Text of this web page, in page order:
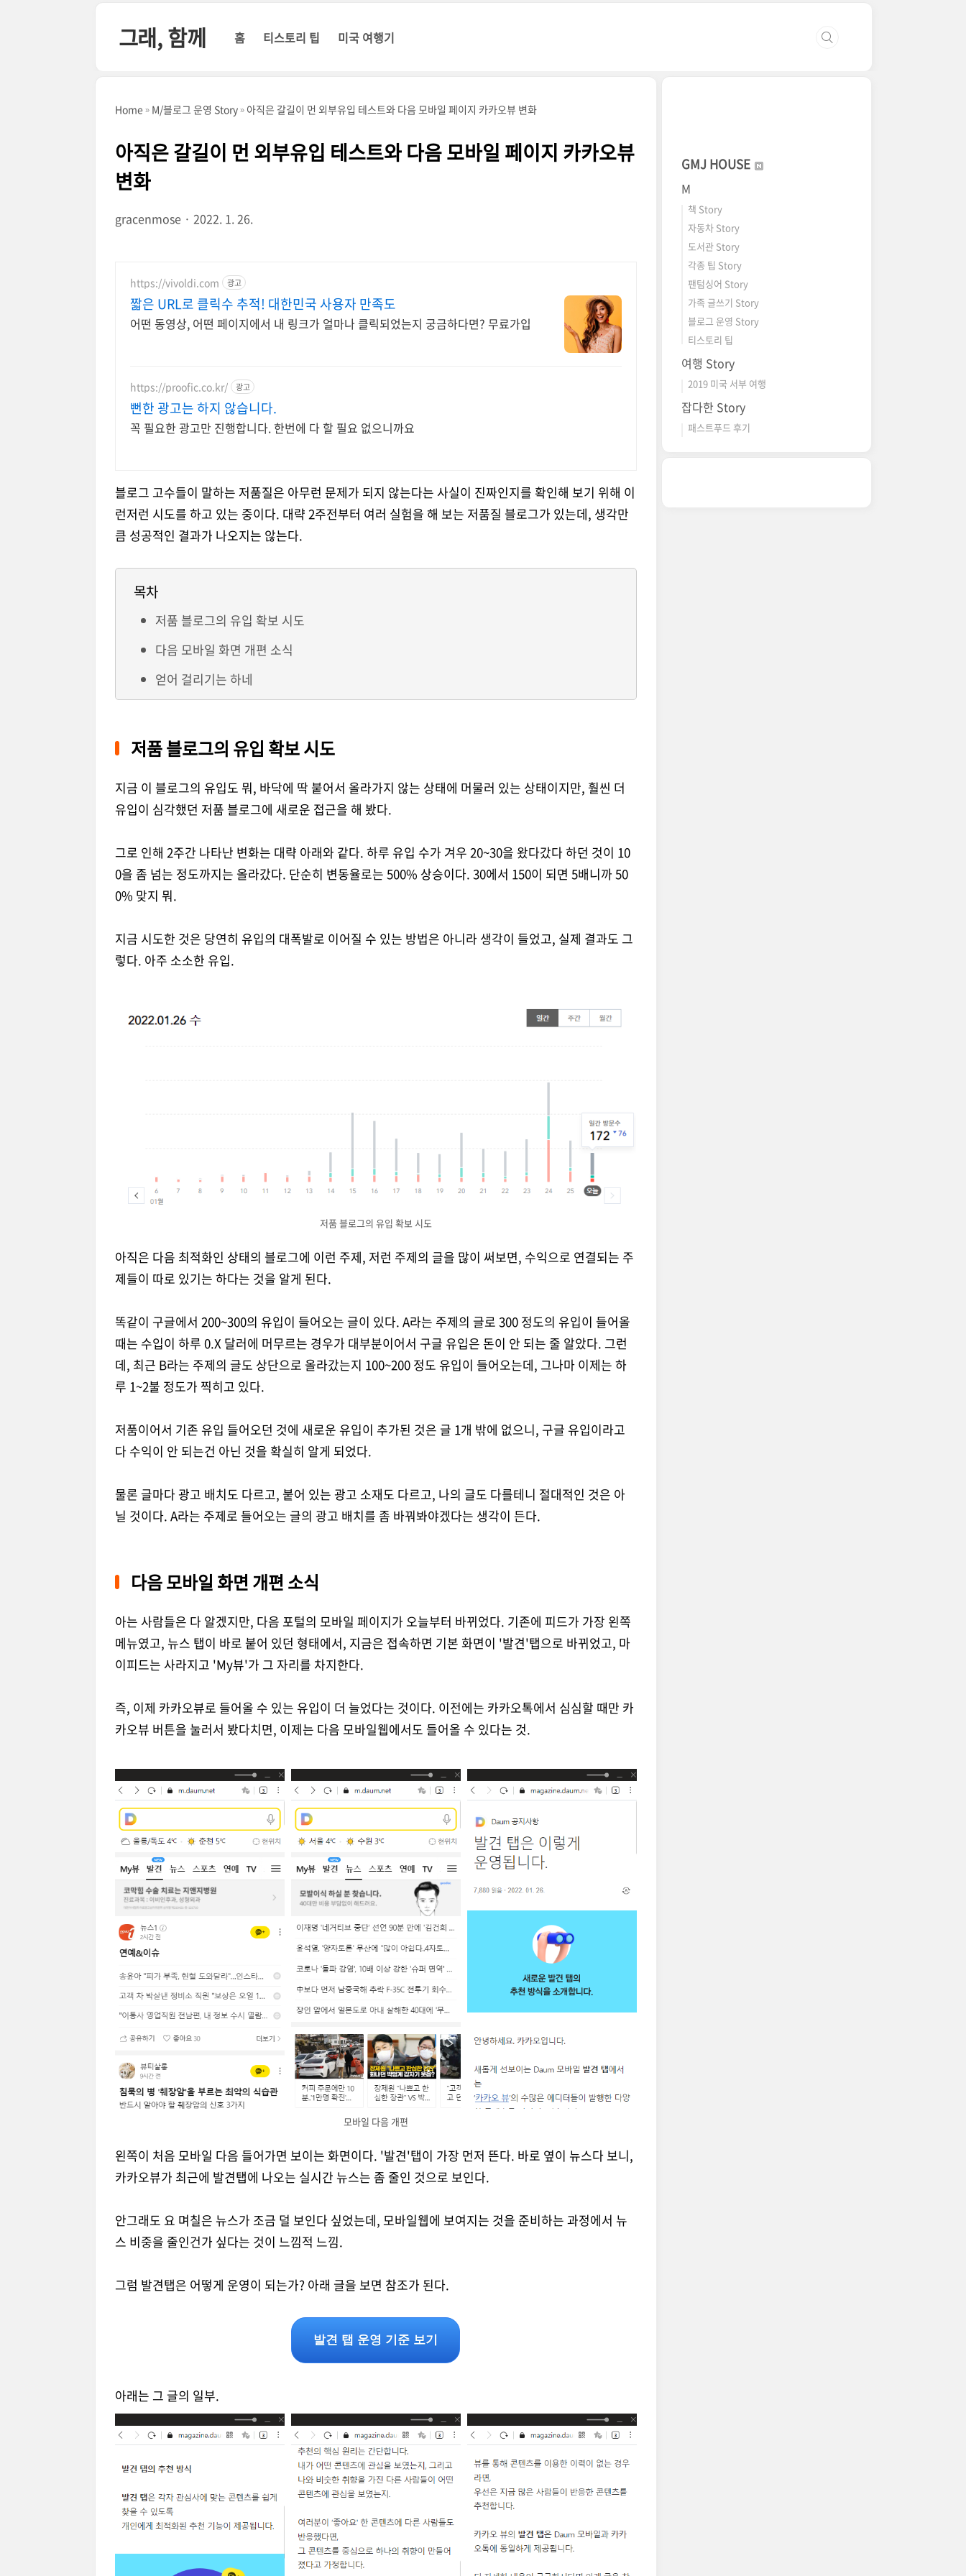
그래, 함께 홈 티스토리 팁 미국 여행기
Home M/블로그 운영 Story 아직은 갈길이 먼 외부유입 테스트와 다음 모바일 페이지 카카오뷰 변화
아직은 갈길이 먼 외부유입 테스트와 다음 모바일 페이지 카카오뷰
변화
gracenmose 2022. 1. 26.
https://vivoldi.com 광고
짧은 URL로 클릭수 추적! 대한민국 사용자 만족도
어떤 동영상, 어떤 페이지에서 내 링크가 얼마나 클릭되었는지 궁금하다면? 무료가입
https://proofic.co.kr/ 광고
뻔한 광고는 하지 않습니다.
꼭 필요한 광고만 진행합니다. 한번에 다 할 필요 없으니까요
블로그 고수들이 말하는 저품질은 아무런 문제가 되지 않는다는 사실이 진짜인지를 확인해 보기 위해 이
런저런 시도를 하고 있는 중이다. 대략 2주전부터 여러 실험을 해 보는 저품질 블로그가 있는데, 생각만
큼 성공적인 결과가 나오지는 않는다.
목차
저품 블로그의 유입 확보 시도
다음 모바일 화면 개편 소식
얻어 걸리기는 하네
저품 블로그의 유입 확보 시도
지금 이 블로그의 유입도 뭐, 바닥에 딱 붙어서 올라가지 않는 상태에 머물러 있는 상태이지만, 훨씬 더
유입이 심각했던 저품 블로그에 새로운 접근을 해 봤다.
그로 인해 2주간 나타난 변화는 대략 아래와 같다. 하루 유입 수가 겨우 20~30을 왔다갔다 하던 것이 10
0을 좀 넘는 정도까지는 올라갔다. 단순히 변동율로는 500% 상승이다. 30에서 150이 되면 5배니까 50
0% 맞지 뭐.
지금 시도한 것은 당연히 유입의 대폭발로 이어질 수 있는 방법은 아니라 생각이 들었고, 실제 결과도 그
렇다. 아주 소소한 유입.
저품 블로그의 유입 확보 시도
아직은 다음 최적화인 상태의 블로그에 이런 주제, 저런 주제의 글을 많이 써보면, 수익으로 연결되는 주
제들이 따로 있기는 하다는 것을 알게 된다.
똑같이 구글에서 200~300의 유입이 들어오는 글이 있다. A라는 주제의 글로 300 정도의 유입이 들어올
때는 수입이 하루 0.X 달러에 머무르는 경우가 대부분이어서 구글 유입은 돈이 안 되는 줄 알았다. 그런
데, 최근 B라는 주제의 글도 상단으로 올라갔는지 100~200 정도 유입이 들어오는데, 그나마 이제는 하
루 1~2불 정도가 찍히고 있다.
저품이어서 기존 유입 들어오던 것에 새로운 유입이 추가된 것은 글 1개 밖에 없으니, 구글 유입이라고
다 수익이 안 되는건 아닌 것을 확실히 알게 되었다.
물론 글마다 광고 배치도 다르고, 붙어 있는 광고 소재도 다르고, 나의 글도 다를테니 절대적인 것은 아
닐 것이다. A라는 주제로 들어오는 글의 광고 배치를 좀 바꿔봐야겠다는 생각이 든다.
다음 모바일 화면 개편 소식
아는 사람들은 다 알겠지만, 다음 포털의 모바일 페이지가 오늘부터 바뀌었다. 기존에 피드가 가장 왼쪽
메뉴였고, 뉴스 탭이 바로 붙어 있던 형태에서, 지금은 접속하면 기본 화면이 '발견'탭으로 바뀌었고, 마
이피드는 사라지고 'My뷰'가 그 자리를 차지한다.
즉, 이제 카카오뷰로 들어올 수 있는 유입이 더 늘었다는 것이다. 이전에는 카카오톡에서 심심할 때만 카
카오뷰 버튼을 눌러서 봤다치면, 이제는 다음 모바일웹에서도 들어올 수 있다는 것.
모바일 다음 개편
왼쪽이 처음 모바일 다음 들어가면 보이는 화면이다. '발견'탭이 가장 먼저 뜬다. 바로 옆이 뉴스다 보니,
카카오뷰가 최근에 발견탭에 나오는 실시간 뉴스는 좀 줄인 것으로 보인다.
안그래도 요 며칠은 뉴스가 조금 덜 보인다 싶었는데, 모바일웹에 보여지는 것을 준비하는 과정에서 뉴
스 비중을 줄인건가 싶다는 것이 느낌적 느낌.
그럼 발견탭은 어떻게 운영이 되는가? 아래 글을 보면 참조가 된다.
발견 탭 운영 기준 보기
아래는 그 글의 일부.
GMJ HOUSE
M
책 Story
자동차 Story
도서관 Story
각종 팁 Story
팬텀싱어 Story
가족 글쓰기 Story
블로그 운영 Story
티스토리 팁
여행 Story
2019 미국 서부 여행
잡다한 Story
패스트푸드 후기